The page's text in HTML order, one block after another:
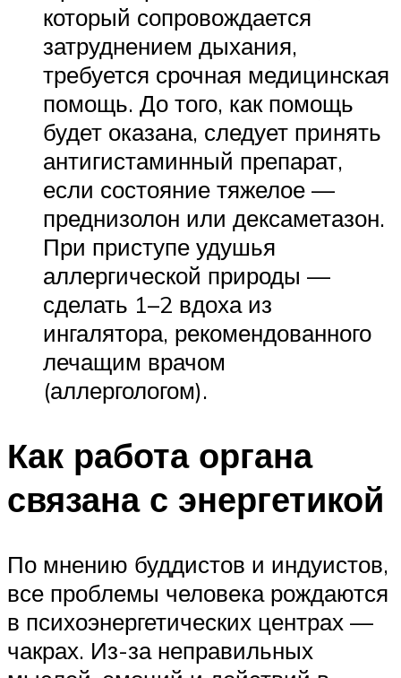
который сопровождается
затруднением дыхания,
требуется срочная медицинская
помощь. До того, как помощь
будет оказана, следует принять
антигистаминный препарат,
если состояние тяжелое —
преднизолон или дексаметазон.
При приступе удушья
аллергической природы —
сделать 1–2 вдоха из
ингалятора, рекомендованного
лечащим врачом
(аллергологом).
Как работа органа
связана с энергетикой
По мнению буддистов и индуистов,
все проблемы человека рождаются
в психоэнергетических центрах —
чакрах. Из-за неправильных